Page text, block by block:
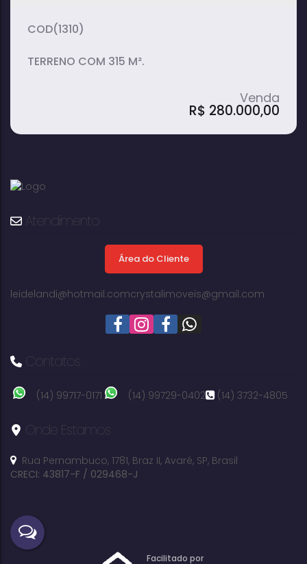
Terreno, Vila Santa Izabel - Avaré
R$ 280.000,00
(1310)
TERRENO COM 315 M².
Atendimento
Área do Cliente
leidelandi@hotmail.comcrystalimoveis@gmail.com
Contatos
(14) 99717-0171 (14) 99729-0402 (14) 3732-4805
Onde Estamos
Rua Pernambuco, 1781, Braz II, Avaré, SP, Brasil
CRECI: 43817-F / 029468-J